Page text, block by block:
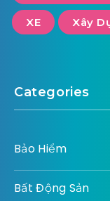
XE Xây
Categories
Bảo Hiểm
Bất Động Sản